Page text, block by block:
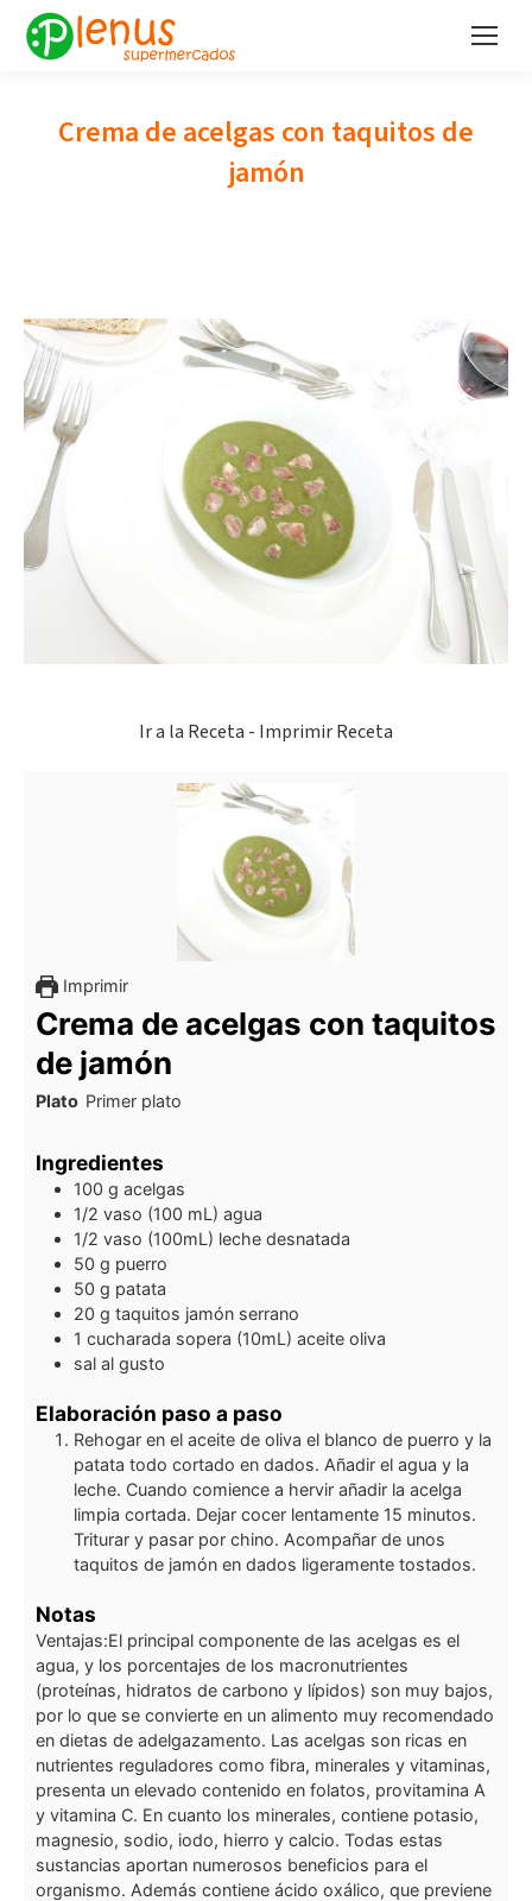
Crema de acelgas con taquitos de
jamón
Ir a la Receta - Imprimir Receta
Imprimir
Crema de acelgas con taquitos
de jamón
Plato Primer plato
Ingredientes
100 g acelgas
1/2 vaso (100 mL) agua
1/2 vaso (100mL) leche desnatada
50 g puerro
50 g patata
20 g taquitos jamón serrano
1 cucharada sopera (10mL) aceite oliva
sal al gusto
Elaboración paso a paso
Rehogar en el aceite de oliva el blanco de puerro y la
patata todo cortado en dados. Añadir el agua y la
leche. Cuando comience a hervir añadir la acelga
limpia cortada. Dejar cocer lentamente 15 minutos.
Triturar y pasar por chino. Acompañar de unos
taquitos de jamón en dados ligeramente tostados.
Notas
Ventajas:El principal componente de las acelgas es el
agua, y los porcentajes de los macronutrientes
(proteínas, hidratos de carbono y lípidos) son muy bajos,
por lo que se convierte en un alimento muy recomendado
en dietas de adelgazamento. Las acelgas son ricas en
nutrientes reguladores como fibra, minerales y vitaminas,
presenta un elevado contenido en folatos, provitamina A
y vitamina C. En cuanto los minerales, contiene potasio,
magnesio, sodio, iodo, hierro y calcio. Todas estas
sustancias aportan numerosos beneficios para el
organismo. Además contiene ácido oxálico, que previene